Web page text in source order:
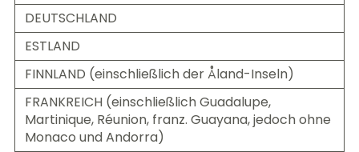
DEUTSCHLAND
ESTLAND
FINNLAND (einschließlich der Åland-Inseln)
FRANKREICH (einschließlich Guadalupe,
Martinique, Réunion, franz. Guayana, jedoch ohne
Monaco und Andorra)